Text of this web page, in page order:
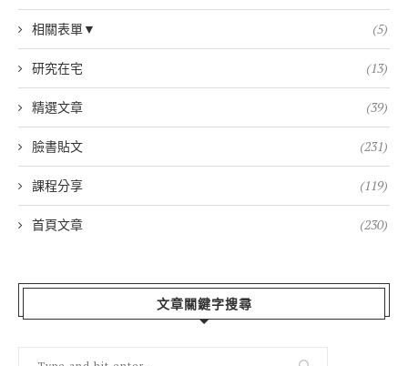
相關表單▼ (5)
研究在宅 (13)
精選文章 (39)
臉書貼文 (231)
課程分享 (119)
首頁文章 (230)
文章關鍵字搜尋